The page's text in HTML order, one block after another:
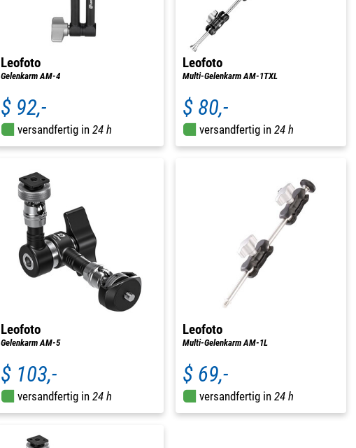
Leofoto
Gelenkarm AM-4
$ 92,-
versandfertig in 24 h
Leofoto
Multi-Gelenkarm AM-1TXL
$ 80,-
versandfertig in 24 h
Leofoto
Gelenkarm AM-5
$ 103,-
versandfertig in 24 h
Leofoto
Multi-Gelenkarm AM-1L
$ 69,-
versandfertig in 24 h